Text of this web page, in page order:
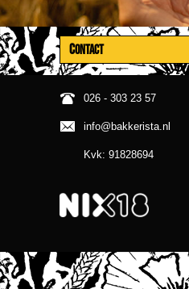
CONTACT
026 - 303 23 57
info@bakkerista.nl
Kvk: 91828694